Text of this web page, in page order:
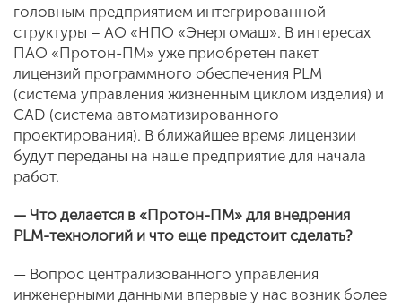
головным предприятием интегрированной
структуры – АО «НПО «Энергомаш». В интересах
ПАО «Протон-ПМ» уже приобретен пакет
лицензий программного обеспечения PLM
(система управления жизненным циклом изделия) и
CAD (система автоматизированного
проектирования). В ближайшее время лицензии
будут переданы на наше предприятие для начала
работ.
— Что делается в «Протон-ПМ» для внедрения
PLM-технологий и что еще предстоит сделать?
— Вопрос централизованного управления
инженерными данными впервые у нас возник более